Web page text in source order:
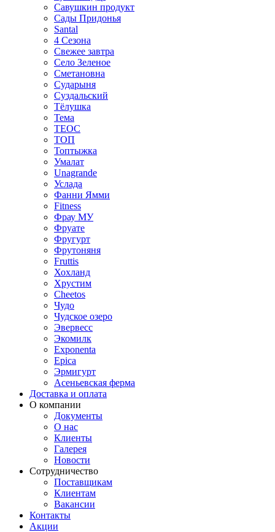
Савушкин продукт
Сады Придонья
Santal
4 Сезона
Свежее завтра
Село Зеленое
Сметановна
Сударыня
Суздальский
Тёлушка
Тема
ТЕОС
ТОП
Топтыжка
Умалат
Unagrande
Услада
Фанни Ямми
Fitness
Фрау МУ
Фруате
Фругурт
Фрутоняня
Fruttis
Хохланд
Хрустим
Cheetos
Чудо
Чудское озеро
Эвервесс
Экомилк
Exponenta
Epica
Эрмигурт
Асеньевская ферма
Доставка и оплата
О компании
Документы
О нас
Клиенты
Галерея
Новости
Сотрудничество
Поставщикам
Клиентам
Вакансии
Контакты
Акции